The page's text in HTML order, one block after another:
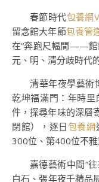
春節時代包養網
留念館大年節包養管
在“奔跑尺幅間——館
元、明、清分歧時代
清華年夜學藝術
乾坤福滿門：年時
件，探尋年味的深層
閉館），逐日包養網
300位、第400位不
嘉德藝術中間“
白石、張年夜千精品